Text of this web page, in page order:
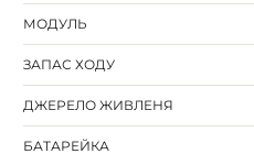
МОДУЛЬ
ЗАПАС ХОДУ
ДЖЕРЕЛО ЖИВЛЕНЯ
БАТАРЕЙКА